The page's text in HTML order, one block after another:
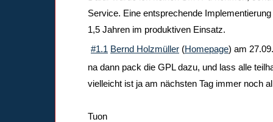
Service. Eine entsprechende
1,5 Jahren im produktiven Einsatz.
#1.1 Bernd Holzmüller (Homepage) am
na dann pack die GPL dazu, und lass alle
vielleicht ist ja am nächsten Tag immer noch
Tuon